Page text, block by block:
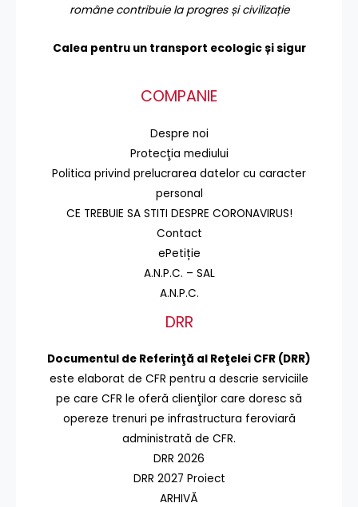
române contribuie la progres și civilizație
Calea pentru un transport ecologic și sigur
COMPANIE
Despre noi
Protecţia mediului
Politica privind prelucrarea datelor cu caracter
personal
CE TREBUIE SA STITI DESPRE CORONAVIRUS!
Contact
ePetiție
A.N.P.C. – SAL
A.N.P.C.
DRR
Documentul de Referinţă al Reţelei CFR (DRR)
este elaborat de CFR pentru a descrie serviciile
pe care CFR le oferă clienţilor care doresc să
opereze trenuri pe infrastructura feroviară
administrată de CFR.
DRR 2026
DRR 2027 Proiect
ARHIVĂ